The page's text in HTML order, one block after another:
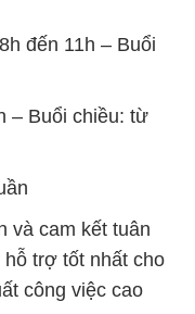
trợ tốt nhất cho
công việc cao
CHẤT ĐẮC
Bình Trị